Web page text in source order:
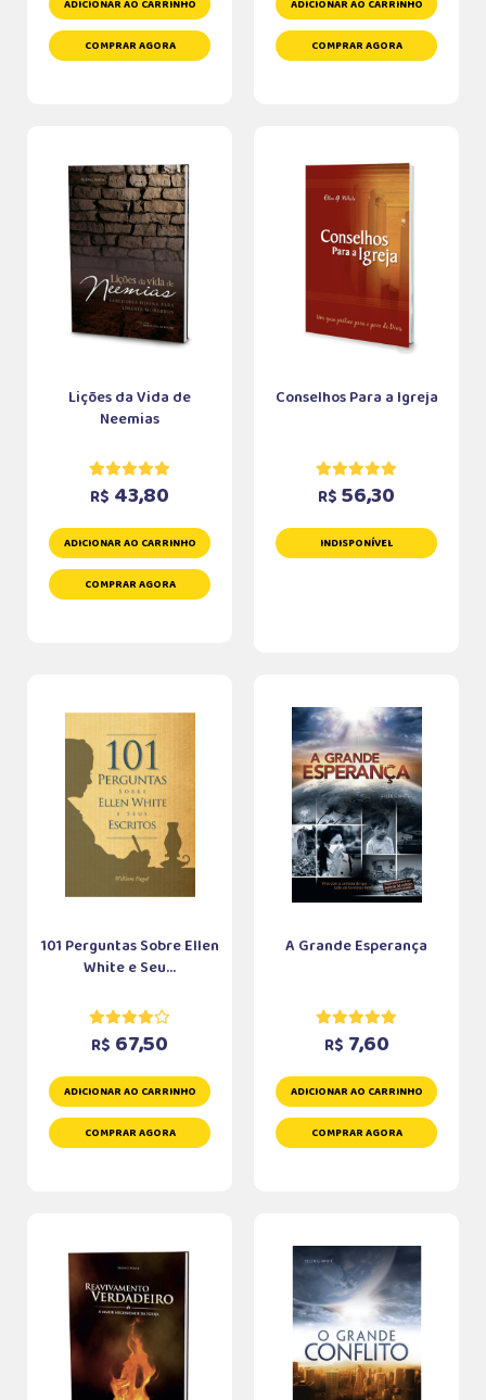
ADICIONAR AO CARRINHO
COMPRAR AGORA
ADICIONAR AO CARRINHO
COMPRAR AGORA
Lições da Vida de
Neemias
R$ 43,80
ADICIONAR AO CARRINHO
COMPRAR AGORA
Conselhos Para a Igreja
R$ 56,30
INDISPONÍVEL
101 Perguntas Sobre Ellen
White e Seu...
R$ 67,50
ADICIONAR AO CARRINHO
COMPRAR AGORA
A Grande Esperança
R$ 7,60
ADICIONAR AO CARRINHO
COMPRAR AGORA